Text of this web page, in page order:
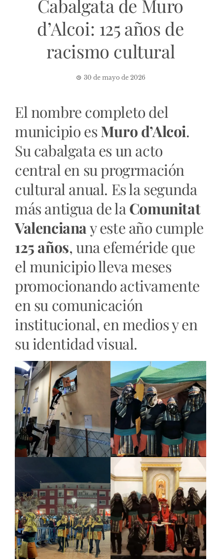
Cabalgata de Muro
d’Alcoi: 125 años de
racismo cultural
30 de mayo de 2026
El nombre completo del
municipio es Muro d’Alcoi.
Su cabalgata es un acto
central en su progrmación
cultural anual. Es la segunda
más antigua de laComunitat
Valenciana y este año cumple
125 años, una efeméride que
el municipio lleva meses
promocionando activamente
en su comunicación
institucional, en medios y en
su identidad visual.